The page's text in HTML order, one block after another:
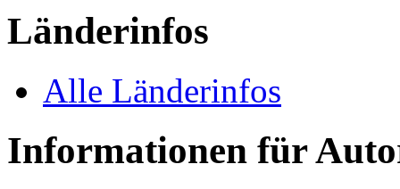
Länderinfos
Alle Länderinfos
Informationen für